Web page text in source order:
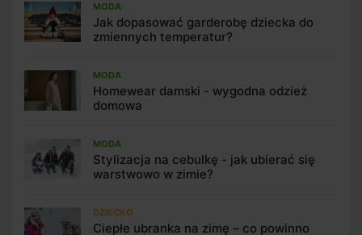
MODA
Jak dopasować garderobę dziecka do
zmiennych temperatur?
MODA
Homewear damski - wygodna odzież
domowa
MODA
Stylizacja na cebulkę - jak ubierać się
warstwowo w zimie?
DZIECKO
Ciepłe ubranka na zimę – co powinno